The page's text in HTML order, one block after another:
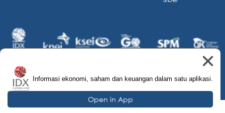
© 2026 IDX Channel. All Rights Reserved.
Informasi ekonomi, saham dan keuangan dalam satu aplikasi.
Open in App